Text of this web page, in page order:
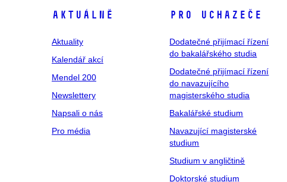
Aktuálně
Aktuality
Kalendář akcí
Mendel 200
Newslettery
Napsali o nás
Pro média
Pro uchazeče
Dodatečné přijímací řízení
do bakalářského studia
Dodatečné přijímací řízení
do navazujícího
magisterského studia
Bakalářské studium
Navazující magisterské
studium
Studium v angličtině
Doktorské studium